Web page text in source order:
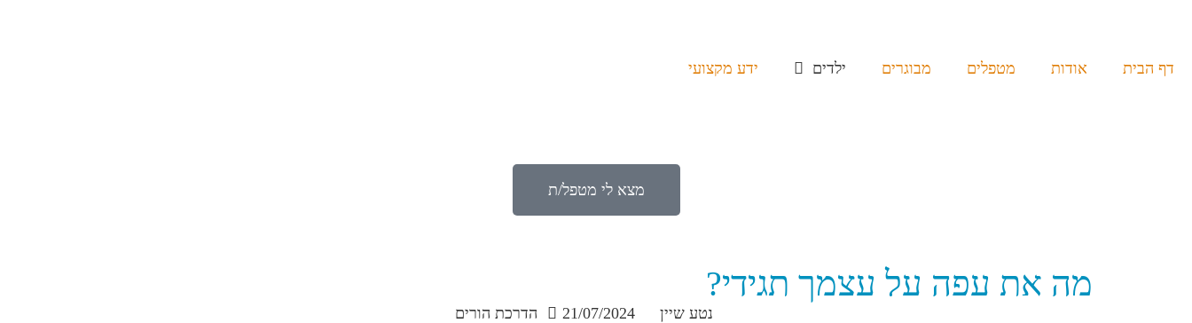
דף הבית אודות מטפלים מבוגרים ילדים ידע מקצועי
מצא לי מטפל/ת
מה את עפה על עצמך תגידי?
נטע שיין 21/07/2024
הדרכת הורים